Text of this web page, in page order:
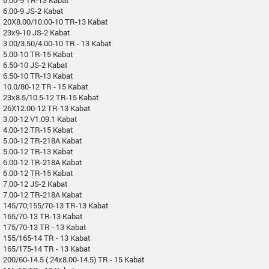
6.00-9 JS-2 Kabat
20X8.00/10.00-10 TR-13 Kabat
23x9-10 JS-2 Kabat
3.00/3.50/4.00-10 TR - 13 Kabat
5.00-10 TR-15 Kabat
6.50-10 JS-2 Kabat
6.50-10 TR-13 Kabat
10.0/80-12 TR - 15 Kabat
23x8.5/10.5-12 TR-15 Kabat
26X12.00-12 TR-13 Kabat
3.00-12 V1.09.1 Kabat
4.00-12 TR-15 Kabat
5.00-12 TR-218A Kabat
5.00-12 TR-13 Kabat
6.00-12 TR-218A Kabat
6.00-12 TR-15 Kabat
7.00-12 JS-2 Kabat
7.00-12 TR-218A Kabat
145/70;155/70-13 TR-13 Kabat
165/70-13 TR-13 Kabat
175/70-13 TR - 13 Kabat
155/165-14 TR - 13 Kabat
165/175-14 TR - 13 Kabat
200/60-14.5 ( 24x8.00-14.5) TR - 15 Kabat